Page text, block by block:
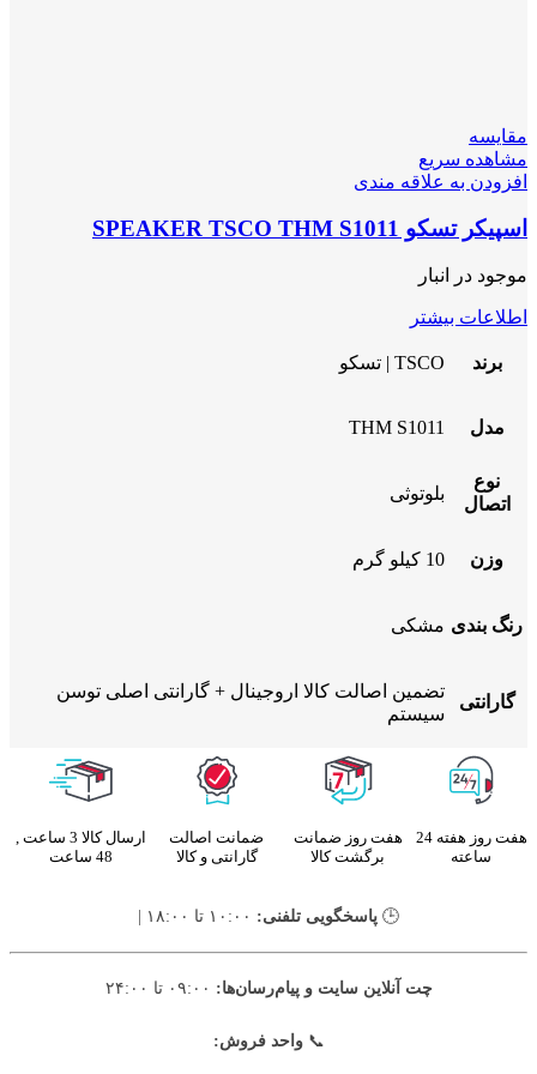
مقایسه
مشاهده سریع
افزودن به علاقه مندی
اسپیکر تسکو SPEAKER TSCO THM S1011
موجود در انبار
اطلاعات بیشتر
برند TSCO | تسکو
مدل THM S1011
نوع
اتصال
بلوتوثی
وزن 10 کیلو گرم
رنگ بندی مشکی
گارانتی
تضمین اصالت کالا اروجینال + گارانتی اصلی توسن
سیستم
هفت روز هفته 24
ساعته
هفت روز ضمانت
برگشت کالا
ضمانت اصالت
گارانتی و کالا
ارسال کالا 3 ساعت ,
48 ساعت
🕒 پاسخگویی تلفنی:
چت آنلاین سایت و پیام‌رسان‌ها:
📞واحد فروش: